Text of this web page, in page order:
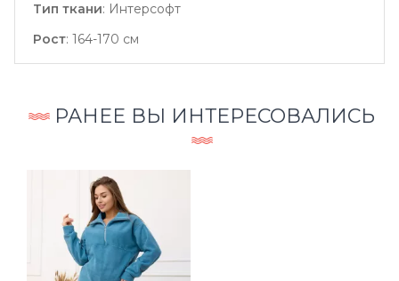
Тип ткани: Интерсофт
Рост: 164-170 см
РАНЕЕ ВЫ ИНТЕРЕСОВАЛИСЬ